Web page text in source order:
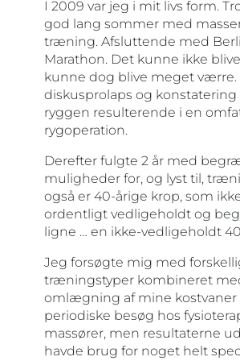
I 2009 var jeg i mit livs form.
god lang sommer med
træning. Afsluttende med
Marathon. Det kunne ikke
kunne dog blive meget
diskusprolaps og konstatering
ryggen resulterende i en
rygoperation.
Derefter fulgte 2 år med
muligheder for, og lyst til,
også er 40-årige krop, som
ordentligt vedligeholdt og
ligne … en ikke-vedligeholdt
Jeg forsøgte mig med
træningstyper kombineret
omlægning af mine kostvaner
periodiske besøg hos
massører, men resultaterne
havde brug for noget helt